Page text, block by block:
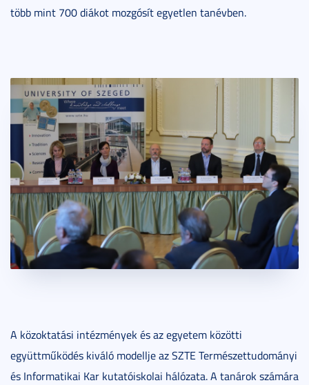
több mint 700 diákot mozgósít egyetlen tanévben.
A közoktatási intézmények és az egyetem közötti
együttműködés kiváló modellje az SZTE Természettudományi
és Informatikai Kar kutatóiskolai hálózata. A tanárok számára